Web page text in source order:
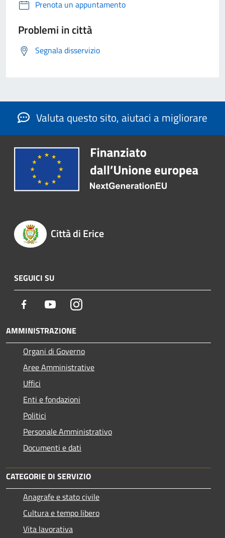
Prenota un appuntamento
Problemi in città
Segnala disservizio
Valuta questo sito, aiutaci a migliorare
Città di Erice
SEGUICI SU
Facebook YoutubeInstagram
AMMINISTRAZIONE
Organi di Governo
Aree Amministrative
Uffici
Enti e fondazioni
Politici
Personale Amministrativo
Documenti e dati
CATEGORIE DI SERVIZIO
Anagrafe e stato civile
Cultura e tempo libero
Vita lavorativa